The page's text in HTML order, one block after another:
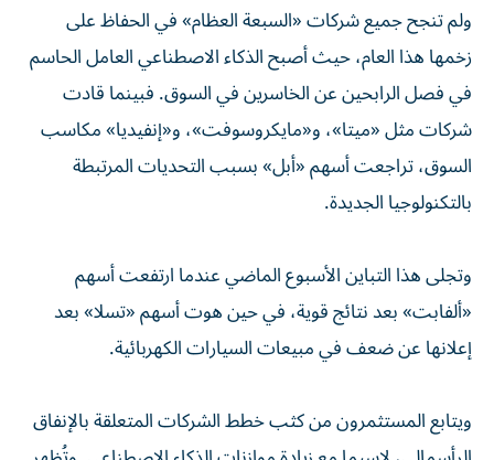
ولم تنجح جميع شركات «السبعة العظام» في الحفاظ على
زخمها هذا العام، حيث أصبح الذكاء الاصطناعي العامل الحاسم
في فصل الرابحين عن الخاسرين في السوق. فبينما قادت
شركات مثل «ميتا»، و«مايكروسوفت»، و«إنفيديا» مكاسب
السوق، تراجعت أسهم «أبل» بسبب التحديات المرتبطة
بالتكنولوجيا الجديدة.
وتجلى هذا التباين الأسبوع الماضي عندما ارتفعت أسهم
«ألفابت» بعد نتائج قوية، في حين هوت أسهم «تسلا» بعد
إعلانها عن ضعف في مبيعات السيارات الكهربائية.
ويتابع المستثمرون من كثب خطط الشركات المتعلقة بالإنفاق